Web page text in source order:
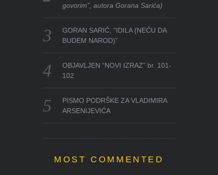
govorim”, autora Gorana Sarića)
GORAN SARIĆ, “IDILA (NEĆU DA
BUDEM NAROD)”
OBJAVLJEN “NOVI IZRAZ” br. 101-
102
PISMO PODRŠKE ZA VLADIMIRA
ARSENIJEVIĆA
MOST COMMENTED